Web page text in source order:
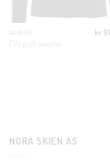
GENSER
Elle puff sweater
kr
NORA SKIEN AS
Bli en del av Nora-
rabatt på din første